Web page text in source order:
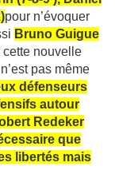
pour n’évoquer
Bruno Guigue
cette nouvelle
pas même
défenseurs
autour
Redeker
que
libertés mais